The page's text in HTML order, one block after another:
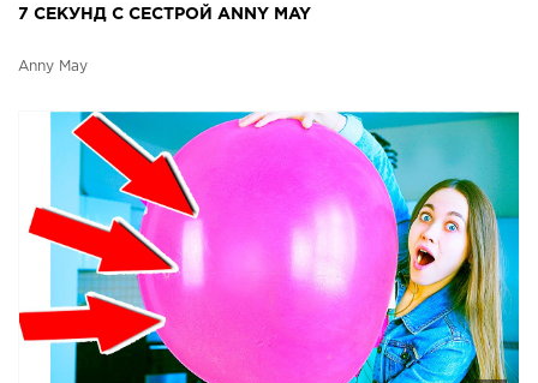
7 СЕКУНД С СЕСТРОЙ ANNY MAY
Anny May